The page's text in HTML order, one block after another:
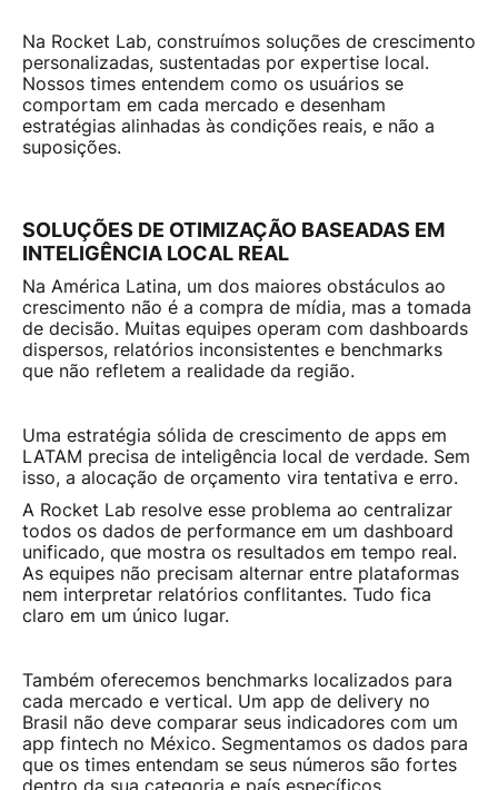
Na Rocket Lab, construímos soluções de crescimento
personalizadas, sustentadas por expertise local.
Nossos times entendem como os usuários se
comportam em cada mercado e desenham
estratégias alinhadas às condições reais, e não a
suposições.
SOLUÇÕES DE OTIMIZAÇÃO BASEADAS EM
INTELIGÊNCIA LOCAL REAL
Na América Latina, um dos maiores obstáculos ao
crescimento não é a compra de mídia, mas a tomada
de decisão. Muitas equipes operam com dashboards
dispersos, relatórios inconsistentes e benchmarks
que não refletem a realidade da região.
Uma estratégia sólida de crescimento de apps em
LATAM precisa de inteligência local de verdade. Sem
isso, a alocação de orçamento vira tentativa e erro.
A Rocket Lab resolve esse problema ao centralizar
todos os dados de performance em um dashboard
unificado, que mostra os resultados em tempo real.
As equipes não precisam alternar entre plataformas
nem interpretar relatórios conflitantes. Tudo fica
claro em um único lugar.
Também oferecemos benchmarks localizados para
cada mercado e vertical. Um app de delivery no
Brasil não deve comparar seus indicadores com um
app fintech no México. Segmentamos os dados para
que os times entendam se seus números são fortes
dentro da sua categoria e país específicos.